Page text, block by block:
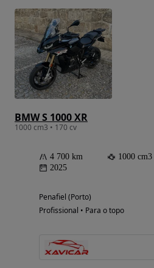
BMW S 1000 XR
1000 cm3 • 170 cv
4 700 km 1000 cm3
2025
Penafiel (Porto)
Profissional • Para o topo